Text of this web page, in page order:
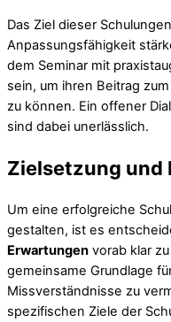
Das Ziel dieser
Anpassungsfähigkeit
dem Seminar mit
sein, um ihren Beitrag
zu können. Ein offener
sind dabei unerlässlich.
Zielsetzung und
Um eine erfolgreiche
gestalten, ist es
Erwartungen vorab klar
gemeinsame Grundlage
Missverständnisse zu
spezifischen Ziele der